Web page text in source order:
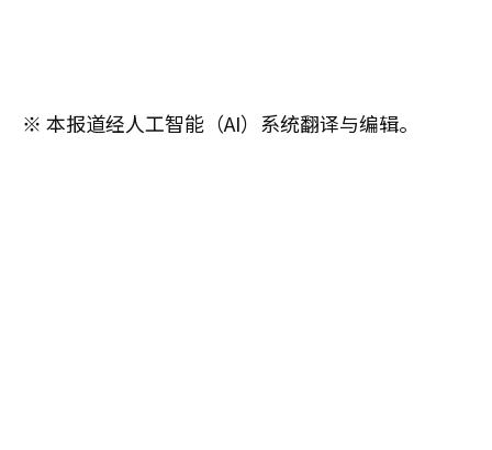
※ 本报道经人工智能（AI）系统翻译与编辑。